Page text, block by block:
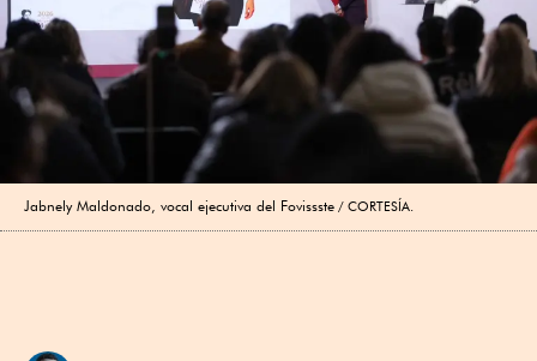
Jabnely Maldonado, vocal ejecutiva del Fovissste CORTESÍA.